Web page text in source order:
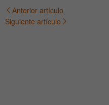
Navegación
Anterior artículo
Siguiente artículo